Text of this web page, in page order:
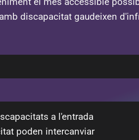
discapacitat gaudeixen
a l'entrada
poden intercanviar